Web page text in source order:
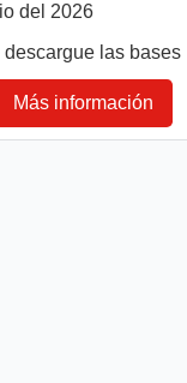
del 2026
las bases
Más información